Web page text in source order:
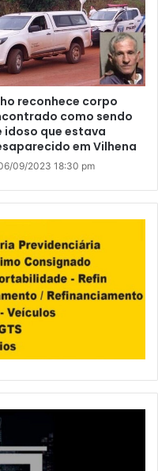
reconhece corpo
como sendo
idoso que estava
em Vilhena
09/2023 18:30 pm